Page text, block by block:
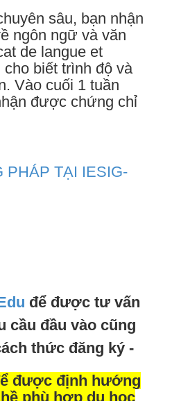
sâu, bạn nhận
ngôn ngữ và văn
de langue et
biết trình độ và
Vào cuối 1 tuần
được chứng chỉ
PHÁP TẠI IESIG-
để được tư vấn
cầu đầu vào cũng
thức đăng ký -
được định hướng
phù hợp du học